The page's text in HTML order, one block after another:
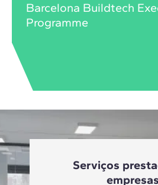
Barcelona Buildtech
Programme
Serviços
empresas